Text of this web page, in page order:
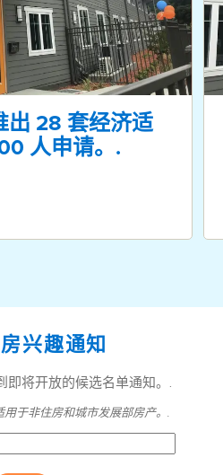
出 28 套经济适
人申请。.
兴趣通知
即将开放的候选名单通知。.
于非住房和城市发展部房产。.